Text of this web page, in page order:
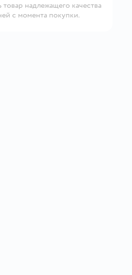
надлежащего качества
с момента покупки.